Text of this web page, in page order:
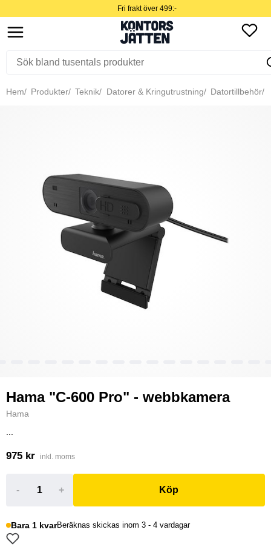
Fri frakt över 499:-
Hem Produkter Teknik Datorer & Kringutrustning Datortillbehör
Hama "C-600 Pro" - webbkamera
Hama
975 kr inkl. moms
- + Köp
Bara 1 kvarBeräknas skickas inom 3 - 4 vardagar